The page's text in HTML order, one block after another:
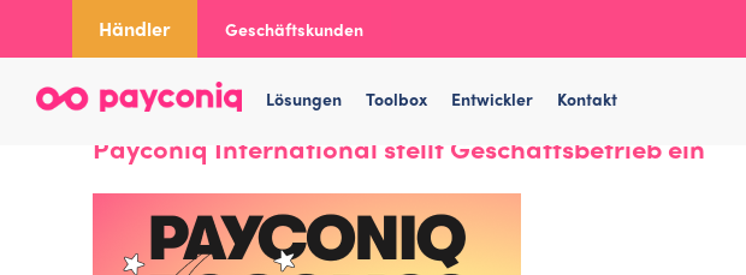
Lösungen Toolbox Entwickler Kontakt
Händler Geschäftskunden
20 Mai 2026
Payconiq International stellt Geschäftsbetrieb ein